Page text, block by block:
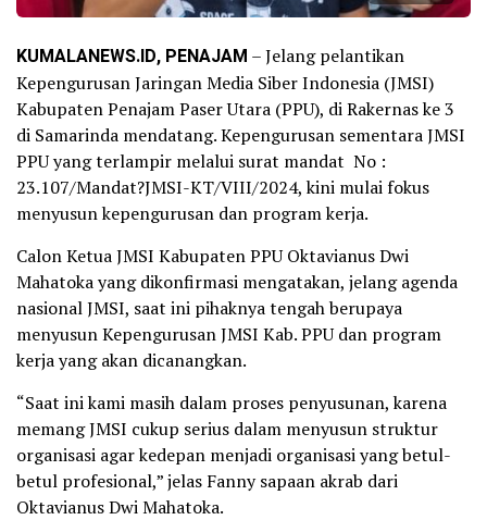
KUMALANEWS.ID, PENAJAM – Jelang pelantikan
Kepengurusan Jaringan Media Siber Indonesia (JMSI)
Kabupaten Penajam Paser Utara (PPU), di Rakernas ke 3
di Samarinda mendatang. Kepengurusan sementara JMSI
PPU yang terlampir melalui surat mandat No :
23.107/Mandat?JMSI-KT/VIII/2024, kini mulai fokus
menyusun kepengurusan dan program kerja.
Calon Ketua JMSI Kabupaten PPU Oktavianus Dwi
Mahatoka yang dikonfirmasi mengatakan, jelang agenda
nasional JMSI, saat ini pihaknya tengah berupaya
menyusun Kepengurusan JMSI Kab. PPU dan program
kerja yang akan dicanangkan.
“Saat ini kami masih dalam proses penyusunan, karena
memang JMSI cukup serius dalam menyusun struktur
organisasi agar kedepan menjadi organisasi yang betul-
betul profesional,” jelas Fanny sapaan akrab dari
Oktavianus Dwi Mahatoka.